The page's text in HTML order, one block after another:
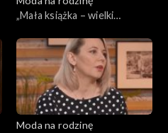
„Mała książka – wielki
156
Moda na rodzinę